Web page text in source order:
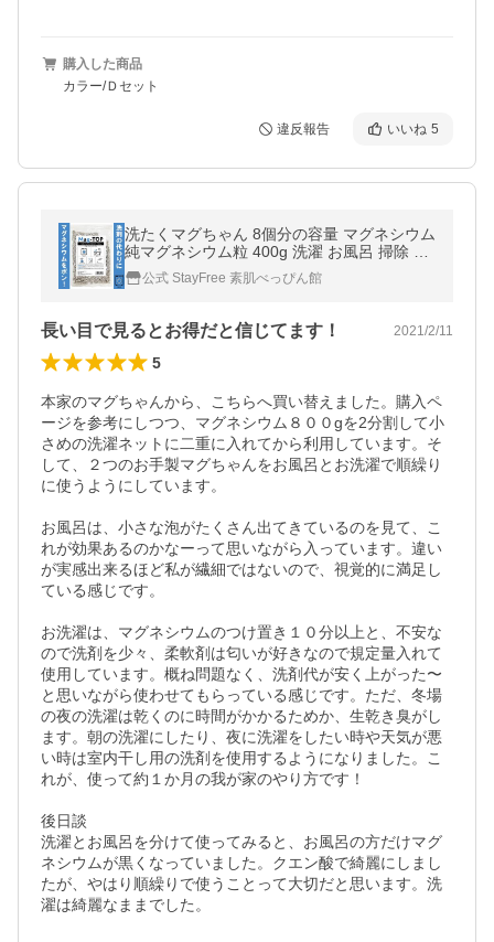
購入した商品
カラー/Ｄセット
違反報告 いいね 5
洗たくマグちゃん 8個分の容量 マグネシウム
純マグネシウム粒 400g 洗濯 お風呂 掃除 水
素浴 除菌 洗浄 消臭 DIY 水素水 高純度99.
9％以上
公式 StayFree 素肌べっぴん館
長い目で見るとお得だと信じてます！ 2021/2/11
5
本家のマグちゃんから、こちらへ買い替えました。購入ペ
ージを参考にしつつ、マグネシウム８００gを2分割して小
さめの洗濯ネットに二重に入れてから利用しています。そ
して、２つのお手製マグちゃんをお風呂とお洗濯で順繰り
に使うようにしています。
お風呂は、小さな泡がたくさん出てきているのを見て、こ
れが効果あるのかなーって思いながら入っています。違い
が実感出来るほど私が繊細ではないので、視覚的に満足し
ている感じです。
お洗濯は、マグネシウムのつけ置き１０分以上と、不安な
ので洗剤を少々、柔軟剤は匂いが好きなので規定量入れて
使用しています。概ね問題なく、洗剤代が安く上がった〜
と思いながら使わせてもらっている感じです。ただ、冬場
の夜の洗濯は乾くのに時間がかかるためか、生乾き臭がし
ます。朝の洗濯にしたり、夜に洗濯をしたい時や天気が悪
い時は室内干し用の洗剤を使用するようになりました。こ
れが、使って約１か月の我が家のやり方です！
後日談
洗濯とお風呂を分けて使ってみると、お風呂の方だけマグ
ネシウムが黒くなっていました。クエン酸で綺麗にしまし
たが、やはり順繰りで使うことって大切だと思います。洗
濯は綺麗なままでした。